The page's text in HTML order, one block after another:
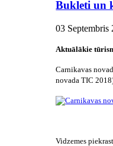
Bukleti un
03 Septembris
Aktuālākie
Carnikavas
novada TIC
Vidzemes